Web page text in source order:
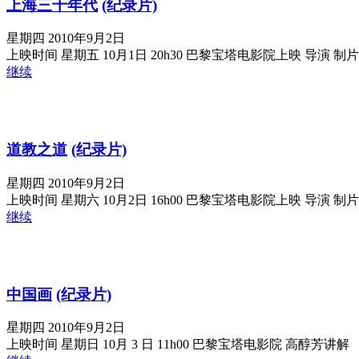
上海三十年代 (纪录片)
星期四 2010年9月2日
上映时间 星期五 10月1日 20h30 巴黎宝塔电影院上映 导演 制
继续
道教之道 (纪录片)
星期四 2010年9月2日
上映时间 星期六 10月2日 16h00 巴黎宝塔电影院上映 导演 制
继续
中国画 (纪录片)
星期四 2010年9月2日
上映时间 星期日 10月 3 日 11h00 巴黎宝塔电影院 高醇芳讲解